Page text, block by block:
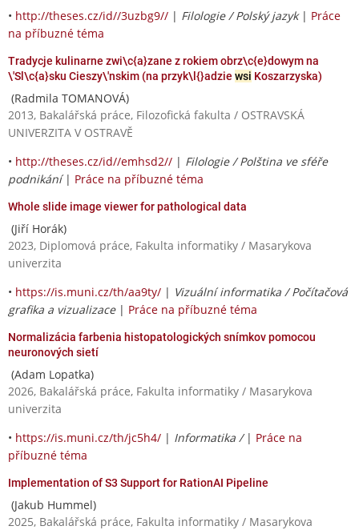
• http://theses.cz/id//3uzbg9// | Filologie / Polský jazyk| Práce
na příbuzné téma
Tradycje kulinarne zwi\c{a}zane z rokiem obrz\c{e}dowym na
\'Sl\c{a}sku Cieszy\'nskim (na przyk\l{}adzie wsi Koszarzyska)
(Radmila TOMANOVÁ)
2013, Bakalářská práce, Filozofická fakulta / OSTRAVSKÁ
UNIVERZITA V OSTRAVĚ
• http://theses.cz/id//emhsd2// | Filologie / Polština ve sféře
podnikání| Práce na příbuzné téma
Whole slide image viewer for pathological data
(Jiří Horák)
2023, Diplomová práce, Fakulta informatiky / Masarykova
univerzita
• https://is.muni.cz/th/aa9ty/ | Vizuální informatika / Počítačová
grafika a vizualizace| Práce na příbuzné téma
Normalizácia farbenia histopatologických snímkov pomocou
neuronových sietí
(Adam Lopatka)
2026, Bakalářská práce, Fakulta informatiky / Masarykova
univerzita
• https://is.muni.cz/th/jc5h4/ | Informatika / | Práce na
příbuzné téma
Implementation of S3 Support for RationAI Pipeline
(Jakub Hummel)
2025, Bakalářská práce, Fakulta informatiky / Masarykova